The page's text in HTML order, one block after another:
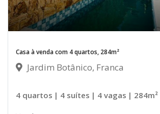
Casa à venda com 4 quartos, 284m²
Jardim Botânico, Franca
4 quartos | 4 suítes | 4 vagas | 284m²